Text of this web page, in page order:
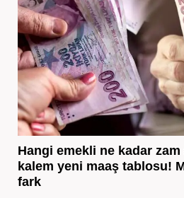
Hangi emekli ne kadar
kalem yeni maaş tablosu!
fark